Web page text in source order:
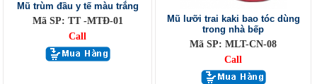
Mũ trùm đầu y tế màu trắng
Mã SP: TT -MTĐ-01
Call
Mũ lưỡi trai kaki bao tóc dùng
trong nhà bếp
Mã SP: MLT-CN-08
Call